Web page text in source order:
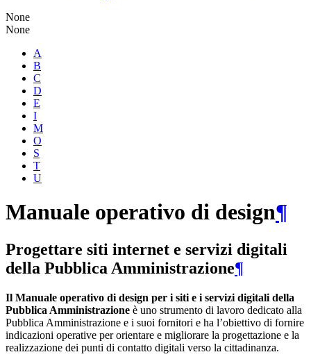
None
None
A
B
C
D
E
I
M
O
S
T
U
Manuale operativo di design¶
Progettare siti internet e servizi digitali
della Pubblica Amministrazione¶
Il Manuale operativo di design per i siti e i servizi digitali della
Pubblica Amministrazione è uno strumento di lavoro dedicato alla
Pubblica Amministrazione e i suoi fornitori e ha l’obiettivo di fornire
indicazioni operative per orientare e migliorare la progettazione e la
realizzazione dei punti di contatto digitali verso la cittadinanza.